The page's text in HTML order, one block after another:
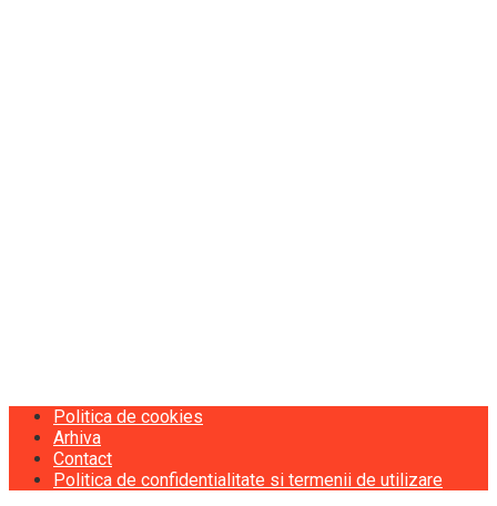
Politica de cookies
Arhiva
Contact
Politica de confidentialitate si termenii de utilizare